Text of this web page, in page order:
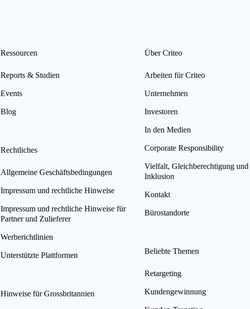
Ressourcen
Reports & Studien
Events
Blog
Rechtliches
Allgemeine Geschäftsbedingungen
Impressum und rechtliche Hinweise
Impressum und rechtliche Hinweise für
Partner und Zulieferer
Werberichtlinien
Unterstützte Plattformen
Hinweise für Grossbritannien
Über Criteo
Arbeiten für Criteo
Unternehmen
Investoren
In den Medien
Corporate Responsibility
Vielfalt, Gleichberechtigung und
Inklusion
Kontakt
Bürostandorte
Beliebte Themen
Retargeting
Kundengewinnung